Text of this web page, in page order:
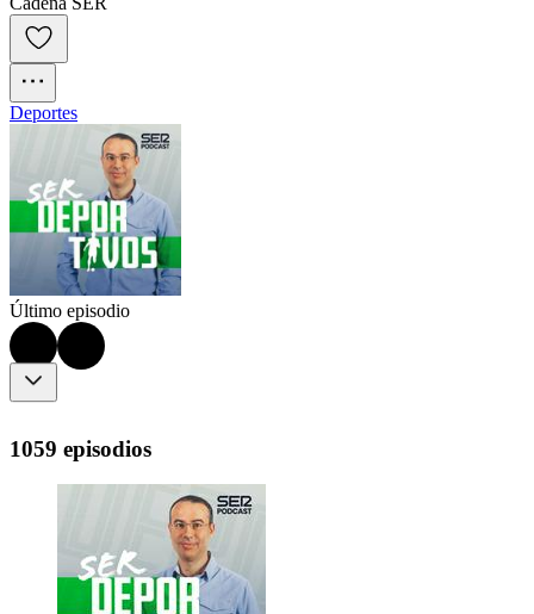
Deportes
Último episodio
1059 episodios